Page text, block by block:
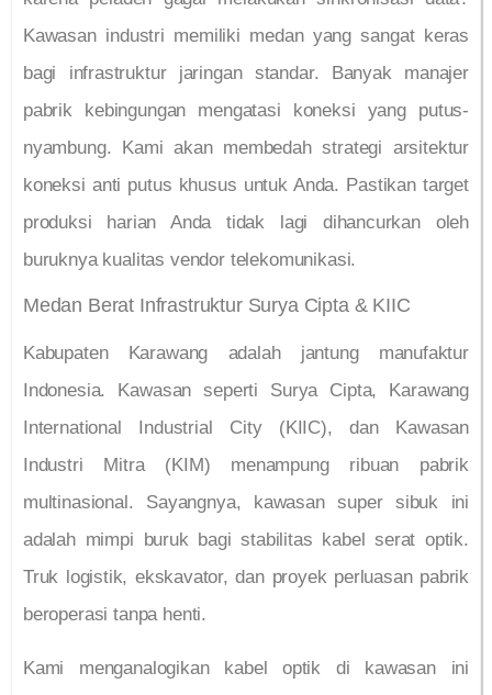
Kawasan industri memiliki medan yang sangat keras
bagi infrastruktur jaringan standar. Banyak manajer
pabrik kebingungan mengatasi koneksi yang putus-
nyambung. Kami akan membedah strategi arsitektur
koneksi anti putus khusus untuk Anda. Pastikan target
produksi harian Anda tidak lagi dihancurkan oleh
buruknya kualitas vendor telekomunikasi.
Medan Berat Infrastruktur Surya Cipta & KIIC
Kabupaten Karawang adalah jantung manufaktur
Indonesia. Kawasan seperti Surya Cipta, Karawang
International Industrial City (KIIC), dan Kawasan
Industri Mitra (KIM) menampung ribuan pabrik
multinasional. Sayangnya, kawasan super sibuk ini
adalah mimpi buruk bagi stabilitas kabel serat optik.
Truk logistik, ekskavator, dan proyek perluasan pabrik
beroperasi tanpa henti.
Kami menganalogikan kabel optik di kawasan ini